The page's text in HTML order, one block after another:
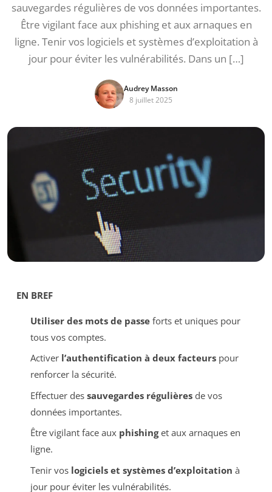
sauvegardes régulières de vos données importantes.
Être vigilant face aux phishing et aux arnaques en
ligne. Tenir vos logiciels et systèmes d’exploitation à
jour pour éviter les vulnérabilités. Dans un […]
Audrey Masson
8 juillet 2025
EN BREF
Utiliser des mots de passeforts et uniques pour
tous vos comptes.
Activer l’authentification à deux facteurspour
renforcer la sécurité.
Effectuer des sauvegardes régulièresde vos
données importantes.
Être vigilant face aux phishinget aux arnaques en
ligne.
Tenir vos logiciels et systèmes d’exploitation à
jour pour éviter les vulnérabilités.